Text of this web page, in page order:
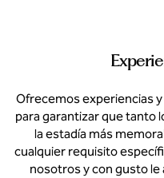
Ofrecemos experiencias y
para garantizar que tanto
la estadía más
cualquier requisito
nosotros y con gusto le